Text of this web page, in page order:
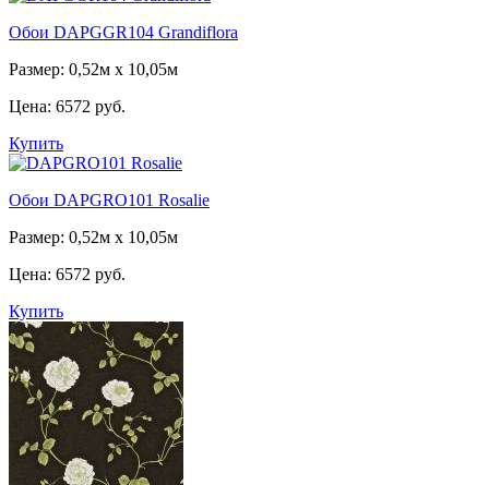
Обои DAPGGR104 Grandiflora
Размер: 0,52м х 10,05м
Цена: 6572 руб.
Купить
Обои DAPGRO101 Rosalie
Размер: 0,52м х 10,05м
Цена: 6572 руб.
Купить